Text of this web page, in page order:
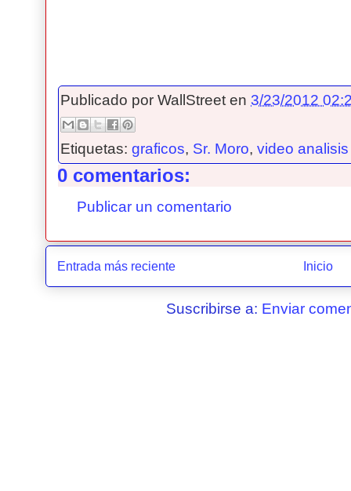
Publicado porWallStreet en3/23/2012
Etiquetas:graficos, Sr. Moro,video
0 comentarios:
Publicar un comentario
Entrada más reciente Inicio
Suscribirse a: Enviar